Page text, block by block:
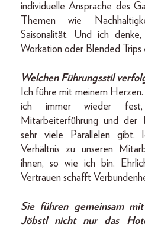
individuelle Ansprache des
Themen wie
Saisonalität. Und ich
Workation oder Blended Trips
Welchen Führungsstil
Ich führe mit meinem
ich immer wieder
Mitarbeiterführung und der
sehr viele Parallelen gibt.
Verhältnis zu unseren
ihnen, so wie ich bin.
Vertrauen schafft
Sie führen gemeinsam
Jöbstl nicht nur das